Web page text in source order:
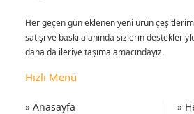
Her geçen gün eklenen yeni ürün
satışı ve baskı alanında sizlerin
daha da ileriye taşıma amacındayız.
Hızlı Menü
» Anasayfa
»